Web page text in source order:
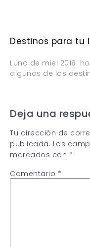
Destinos para tu
Luna de miel 2018:
algunos de los
Deja una
Tu dirección de
publicada. Los
marcados con *
Comentario *